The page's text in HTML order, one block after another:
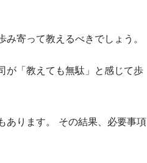
寄って教えるべきでしょう。
が「教えても無駄」と感じて歩
あります。 その結果、必要事項